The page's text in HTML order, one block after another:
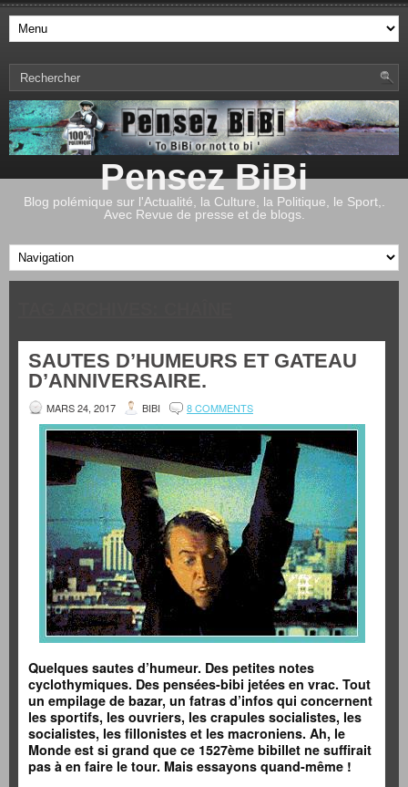
Pensez BiBi
Blog polémique sur l'Actualité, la Culture, la Politique, le Sport,.
Avec Revue de presse et de blogs.
SAUTES D’HUMEURS ET GATEAU
D’ANNIVERSAIRE.
MARS 24, 2017 BIBI 8 COMMENTS
Quelques sautes d’humeur. Des petites notes
cyclothymiques. Des pensées-bibi jetées en vrac. Tout
un empilage de bazar, un fatras d’infos qui concernent
les sportifs, les ouvriers, les crapules socialistes, les
socialistes, les fillonistes et les macroniens. Ah, le
Monde est si grand que ce 1527ème bibillet ne suffirait
pas à en faire le tour. Mais essayons quand-même !